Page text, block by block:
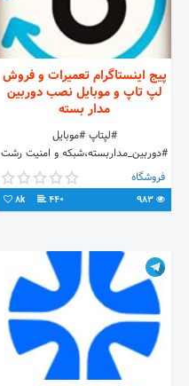
پیج اینستاگرام تعمیرات و فروش
لپ تاپ و موبایل نصب دوربین
مدار بسته
#لپتاپ #موبایل
#دوربین_مداربسته،شبکه و امنیت‌ رشت
-مطهری-جنب مسجد چهاربرادران-بن
بست سبحانی-ساختمان انا تلگرام :
@backup1395 013-33344217
فروشگاه
440
8k